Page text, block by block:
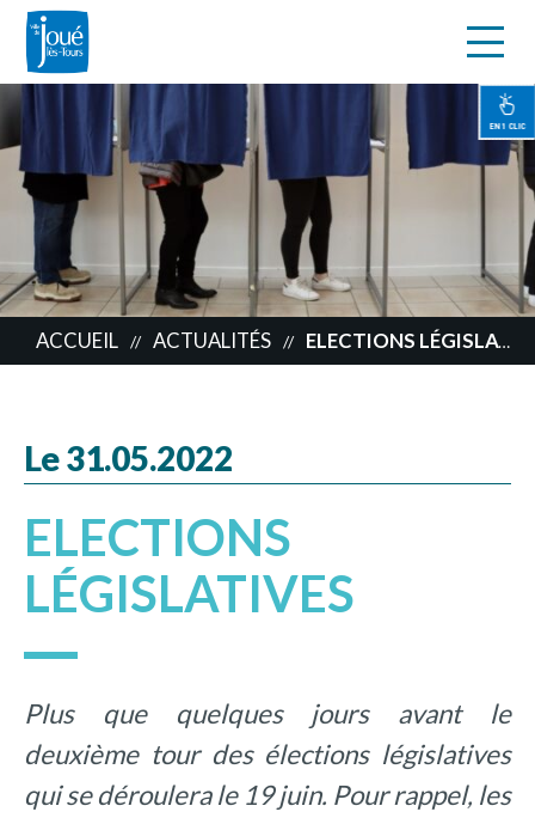
Aller
principal
EN 1 CLIC
ACCUEIL // ACTUALITÉS // ELECTIONS LÉGISLATIVES
Le 31.05.2022
ELECTIONS
LÉGISLATIVES
Plus que quelques jours avant le
deuxième tour des élections législatives
qui se déroulera le 19 juin. Pour rappel, les